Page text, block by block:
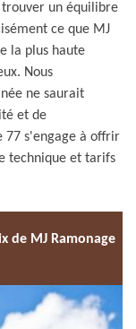
trouver un équilibre
ce que MJ
la plus haute
Nous
ne saurait
et de
77 s'engage à offrir
technique et tarifs
de MJ Ramonage